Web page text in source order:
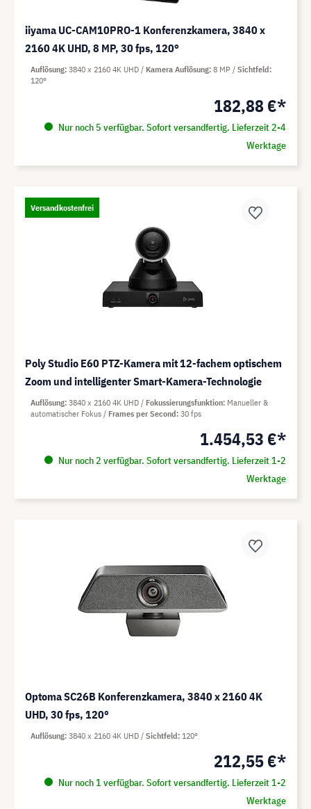
iiyama UC-CAM10PRO-1 Konferenzkamera, 3840 x
2160 4K UHD, 8 MP, 30 fps, 120°
182,88 €*
Nur noch 5 verfügbar. Sofort versandfertig. Lieferzeit 2-4
Werktage
Auflösung 3840 x 2160 4K UHD Kamera Auflösung 8 MP
Sichtfeld
120°
Versandkostenfrei
Poly Studio E60 PTZ-Kamera mit 12-fachem optischem
Zoom und intelligenter Smart-Kamera-Technologie
1.454,53 €*
Nur noch 2 verfügbar. Sofort versandfertig. Lieferzeit 1-2
Werktage
Auflösung 3840 x 2160 4K UHD Fokussierungsfunktion Manueller &
automatischer Fokus
Frames per Second 30 fps
Optoma SC26B Konferenzkamera, 3840 x 2160 4K
UHD, 30 fps, 120°
212,55 €*
Nur noch 1 verfügbar. Sofort versandfertig. Lieferzeit 1-2
Werktage
Auflösung 3840 x 2160 4K UHD Sichtfeld 120°